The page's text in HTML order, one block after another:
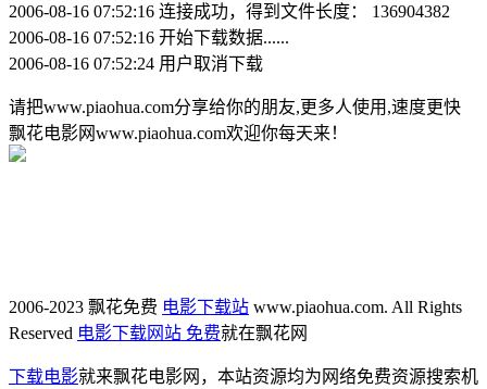
2006-08-16 07:52:16 连接成功，得到文件长度： 136904382
2006-08-16 07:52:16 开始下载数据......
2006-08-16 07:52:24 用户取消下载
请把www.piaohua.com分享给你的朋友,更多人使用,速度更快
飘花电影网www.piaohua.com欢迎你每天来！
2006-2023 飘花免费 电影下载站 www.piaohua.com. All Rights
Reserved 电影下载网站 免费就在飘花网
下载电影就来飘花电影网，本站资源均为网络免费资源搜索机